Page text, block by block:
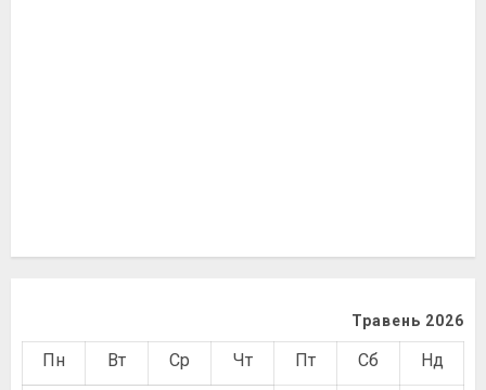
Травень 2026
Пн Вт Ср Чт Пт Сб Нд